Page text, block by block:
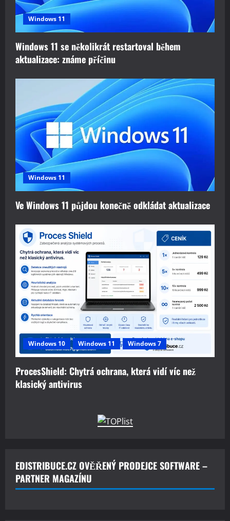
t
i
o
n
Windows 11
Windows 11 se několikrát restartoval během
aktualizace: známe příčinu
Windows 11
Ve Windows 11 půjdou konečně odkládat aktualizace
Windows 10 Windows 11 Windows 7
ProcesShield: Chytrá ochrana, která vidí víc než
klasický antivirus
EDISTRIBUCE.CZ OVĚŘENÝ PRODEJCE SOFTWARE –
PARTNER MAGAZÍNU